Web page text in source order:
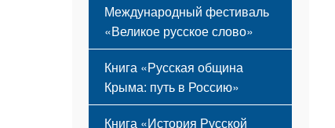
Международный фестиваль
«Великое русское слово»
Книга «Русская община
Крыма: путь в Россию»
Книга «История Русской